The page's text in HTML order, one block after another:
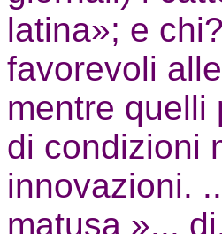
latina»; e
favorevoli
mentre quelli
di condizioni
innovazioni.
matusa »...